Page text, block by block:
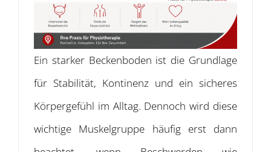
Ein starker Beckenboden ist die Grundlage
für Stabilität, Kontinenz und ein sicheres
Körpergefühl im Alltag. Dennoch wird diese
wichtige Muskelgruppe häufig erst dann